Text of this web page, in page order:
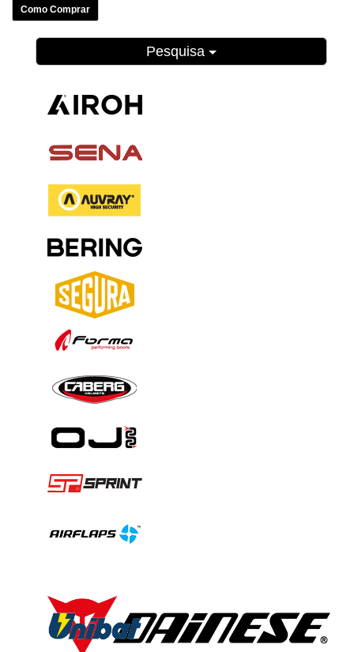
Como Comprar
Pesquisa